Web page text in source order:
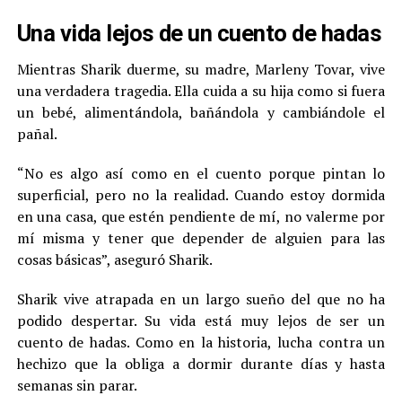
Una vida lejos de un cuento de hadas
Mientras Sharik duerme, su madre, Marleny Tovar, vive
una verdadera tragedia. Ella cuida a su hija como si fuera
un bebé, alimentándola, bañándola y cambiándole el
pañal.
“No es algo así como en el cuento porque pintan lo
superficial, pero no la realidad. Cuando estoy dormida
en una casa, que estén pendiente de mí, no valerme por
mí misma y tener que depender de alguien para las
cosas básicas”, aseguró Sharik.
Sharik vive atrapada en un largo sueño del que no ha
podido despertar. Su vida está muy lejos de ser un
cuento de hadas. Como en la historia, lucha contra un
hechizo que la obliga a dormir durante días y hasta
semanas sin parar.